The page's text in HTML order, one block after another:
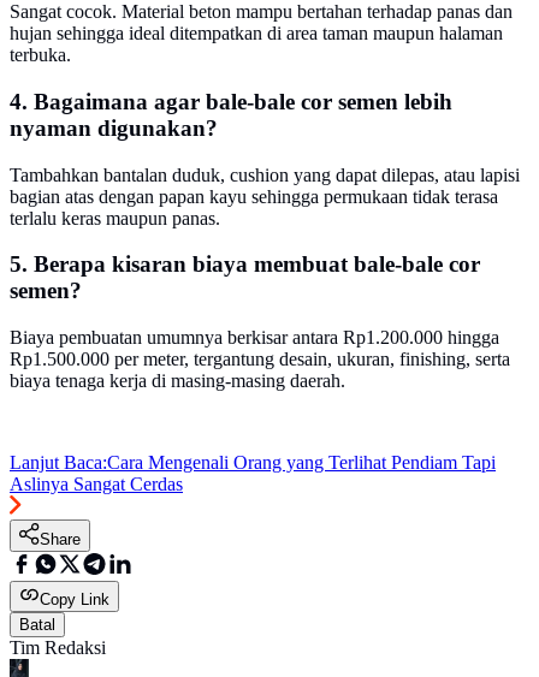
Sangat cocok. Material beton mampu bertahan terhadap panas dan
hujan sehingga ideal ditempatkan di area taman maupun halaman
terbuka.
4. Bagaimana agar bale-bale cor semen lebih
nyaman digunakan?
Tambahkan bantalan duduk, cushion yang dapat dilepas, atau lapisi
bagian atas dengan papan kayu sehingga permukaan tidak terasa
terlalu keras maupun panas.
5. Berapa kisaran biaya membuat bale-bale cor
semen?
Biaya pembuatan umumnya berkisar antara Rp1.200.000 hingga
Rp1.500.000 per meter, tergantung desain, ukuran, finishing, serta
biaya tenaga kerja di masing-masing daerah.
Lanjut Baca:Cara Mengenali Orang yang Terlihat Pendiam Tapi
Aslinya Sangat Cerdas
Share
Copy Link
Batal
Tim Redaksi